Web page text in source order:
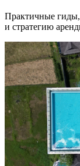
Практичные гиды,
и стратегию